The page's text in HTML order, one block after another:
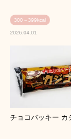
300～399kcal
2026.04.01
チョコバッキー カ